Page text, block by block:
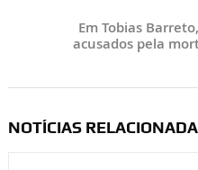
Em Tobias
acusados pela
NOTÍCIAS